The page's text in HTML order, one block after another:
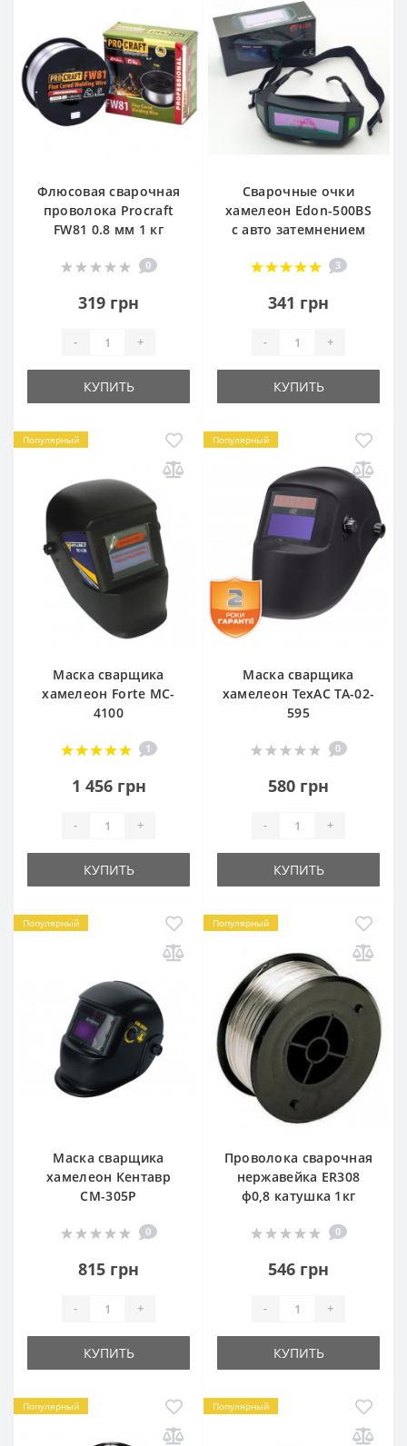
Флюсовая сварочная
проволока Procraft
FW81 0.8 мм 1 кг
0
319 грн
- +
КУПИТЬ
Сварочные очки
хамелеон Edon-500BS
с авто затемнением
3
341 грн
- +
КУПИТЬ
Популярный
Маска сварщика
хамелеон Forte MC-
4100
1
1 456 грн
- +
КУПИТЬ
Популярный
Маска сварщика
хамелеон ТехАС TA-02-
595
0
580 грн
- +
КУПИТЬ
Популярный
Маска сварщика
хамелеон Кентавр
СМ-305Р
0
815 грн
- +
КУПИТЬ
Популярный
Проволока сварочная
нержавейка ER308
ф0,8 катушка 1кг
0
546 грн
- +
КУПИТЬ
Популярный Популярный